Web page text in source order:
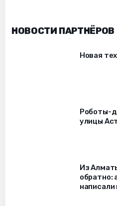
НОВОСТИ ПАРТНЁРОВ
Новая
Роботы-
улицы
Из
обратно: